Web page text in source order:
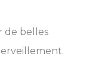
de belles